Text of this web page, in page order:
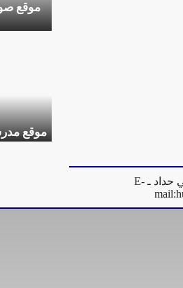
موقع
موقع
المدير العام للموقع - فادي مرعي حداد ـ E-
mail: